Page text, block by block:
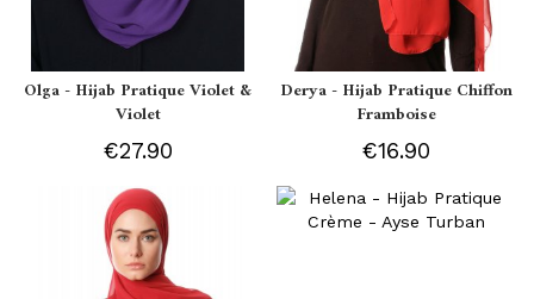
Olga - Hijab Pratique Violet &
Violet
€27.90
Derya - Hijab Pratique Chiffon
Framboise
€16.90